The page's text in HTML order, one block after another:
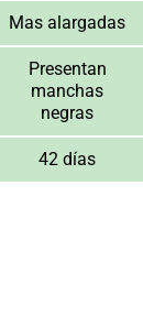
Mas alargadas
Presentan
manchas
negras
42 días